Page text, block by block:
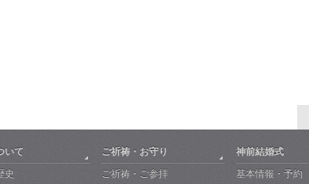
いて
史
ご祈祷・お守り
ご祈祷・ご参拝
神前結婚式
基本情報・予約